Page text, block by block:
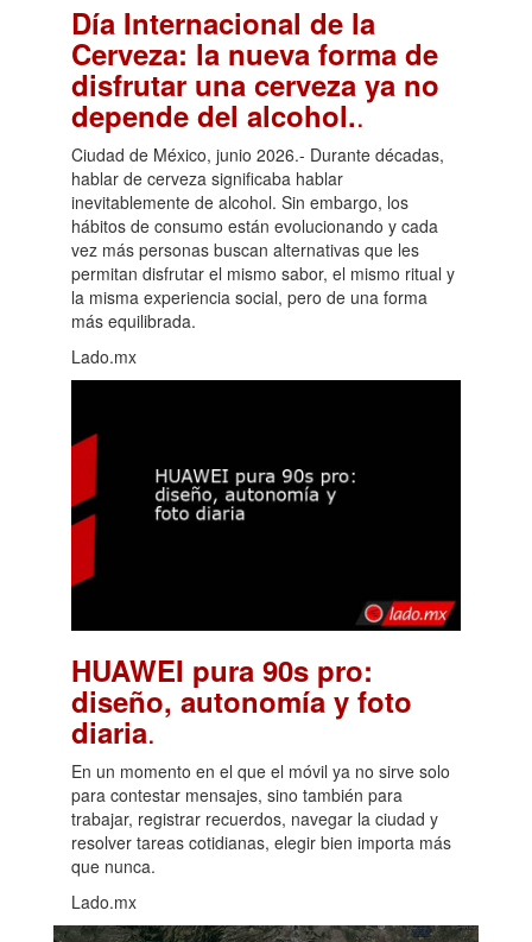
Día Internacional de la
Cerveza: la nueva forma de
disfrutar una cerveza ya no
depende del alcohol..
Ciudad de México, junio 2026.- Durante décadas,
hablar de cerveza significaba hablar
inevitablemente de alcohol. Sin embargo, los
hábitos de consumo están evolucionando y cada
vez más personas buscan alternativas que les
permitan disfrutar el mismo sabor, el mismo ritual y
la misma experiencia social, pero de una forma
más equilibrada.
Lado.mx
HUAWEI pura 90s pro:
diseño, autonomía y foto
diaria.
En un momento en el que el móvil ya no sirve solo
para contestar mensajes, sino también para
trabajar, registrar recuerdos, navegar la ciudad y
resolver tareas cotidianas, elegir bien importa más
que nunca.
Lado.mx